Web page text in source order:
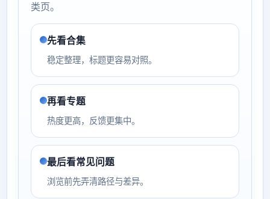
类页。
先看合集
稳定整理，标题更容易对照。
再看专题
热度更高，反馈更集中。
最后看常见问题
浏览前先弄清路径与差异。